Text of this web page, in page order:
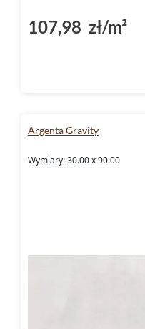
107,98 zł/m²
Argenta Gravity
Wymiary: 30.00 x 90.00